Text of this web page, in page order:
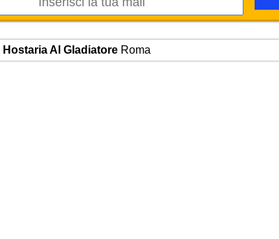
Hostaria Al Gladiatore Roma